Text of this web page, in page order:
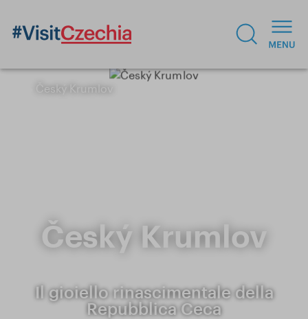
Český Krumlov
Český Krumlov
Il gioiello rinascimentale della
Repubblica Ceca